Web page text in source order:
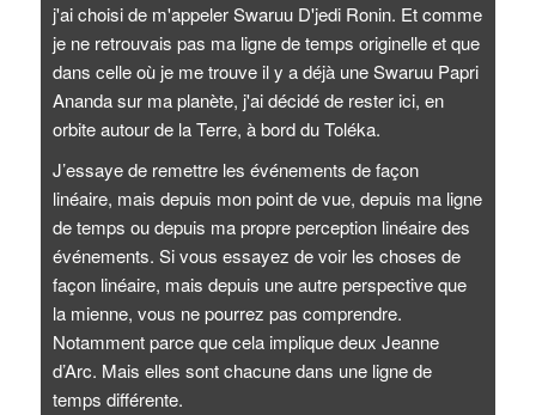
j'ai choisi de m'appeler Swaruu D'jedi Ronin. Et comme
je ne retrouvais pas ma ligne de temps originelle et que
dans celle où je me trouve il y a déjà une Swaruu Papri
Ananda sur ma planète, j'ai décidé de rester ici, en
orbite autour de la Terre, à bord du Toléka.
J’essaye de remettre les événements de façon
linéaire, mais depuis mon point de vue, depuis ma ligne
de temps ou depuis ma propre perception linéaire des
événements. Si vous essayez de voir les choses de
façon linéaire, mais depuis une autre perspective que
la mienne, vous ne pourrez pas comprendre.
Notamment parce que cela implique deux Jeanne
d’Arc. Mais elles sont chacune dans une ligne de
temps différente.